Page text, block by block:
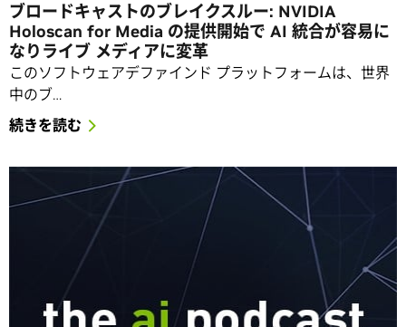
ブロードキャストのブレイクスルー: NVIDIA
Holoscan for Media の提供開始で AI 統合が容易に
なりライブ メディアに変革
このソフトウェアデファインド プラットフォームは、世界
中のブ…
続きを読む